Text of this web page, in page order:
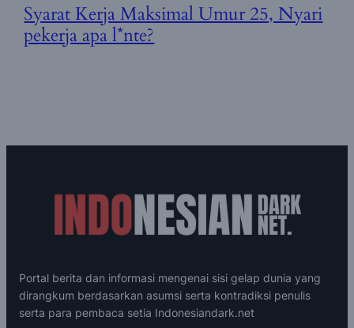
Syarat Kerja Maksimal Umur 25, Nyari
pekerja apa l*nte?
Portal berita dan informasi mengenai sisi gelap dunia yang
dirangkum berdasarkan asumsi serta kontradiksi penulis
serta para pembaca setia Indonesiandark.net